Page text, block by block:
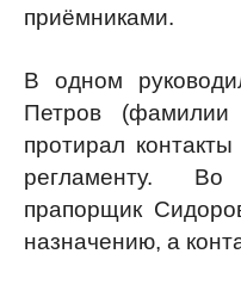
приёмниками.
В одном
Петров
протирал
регламенту.
прапорщик
назначению, а